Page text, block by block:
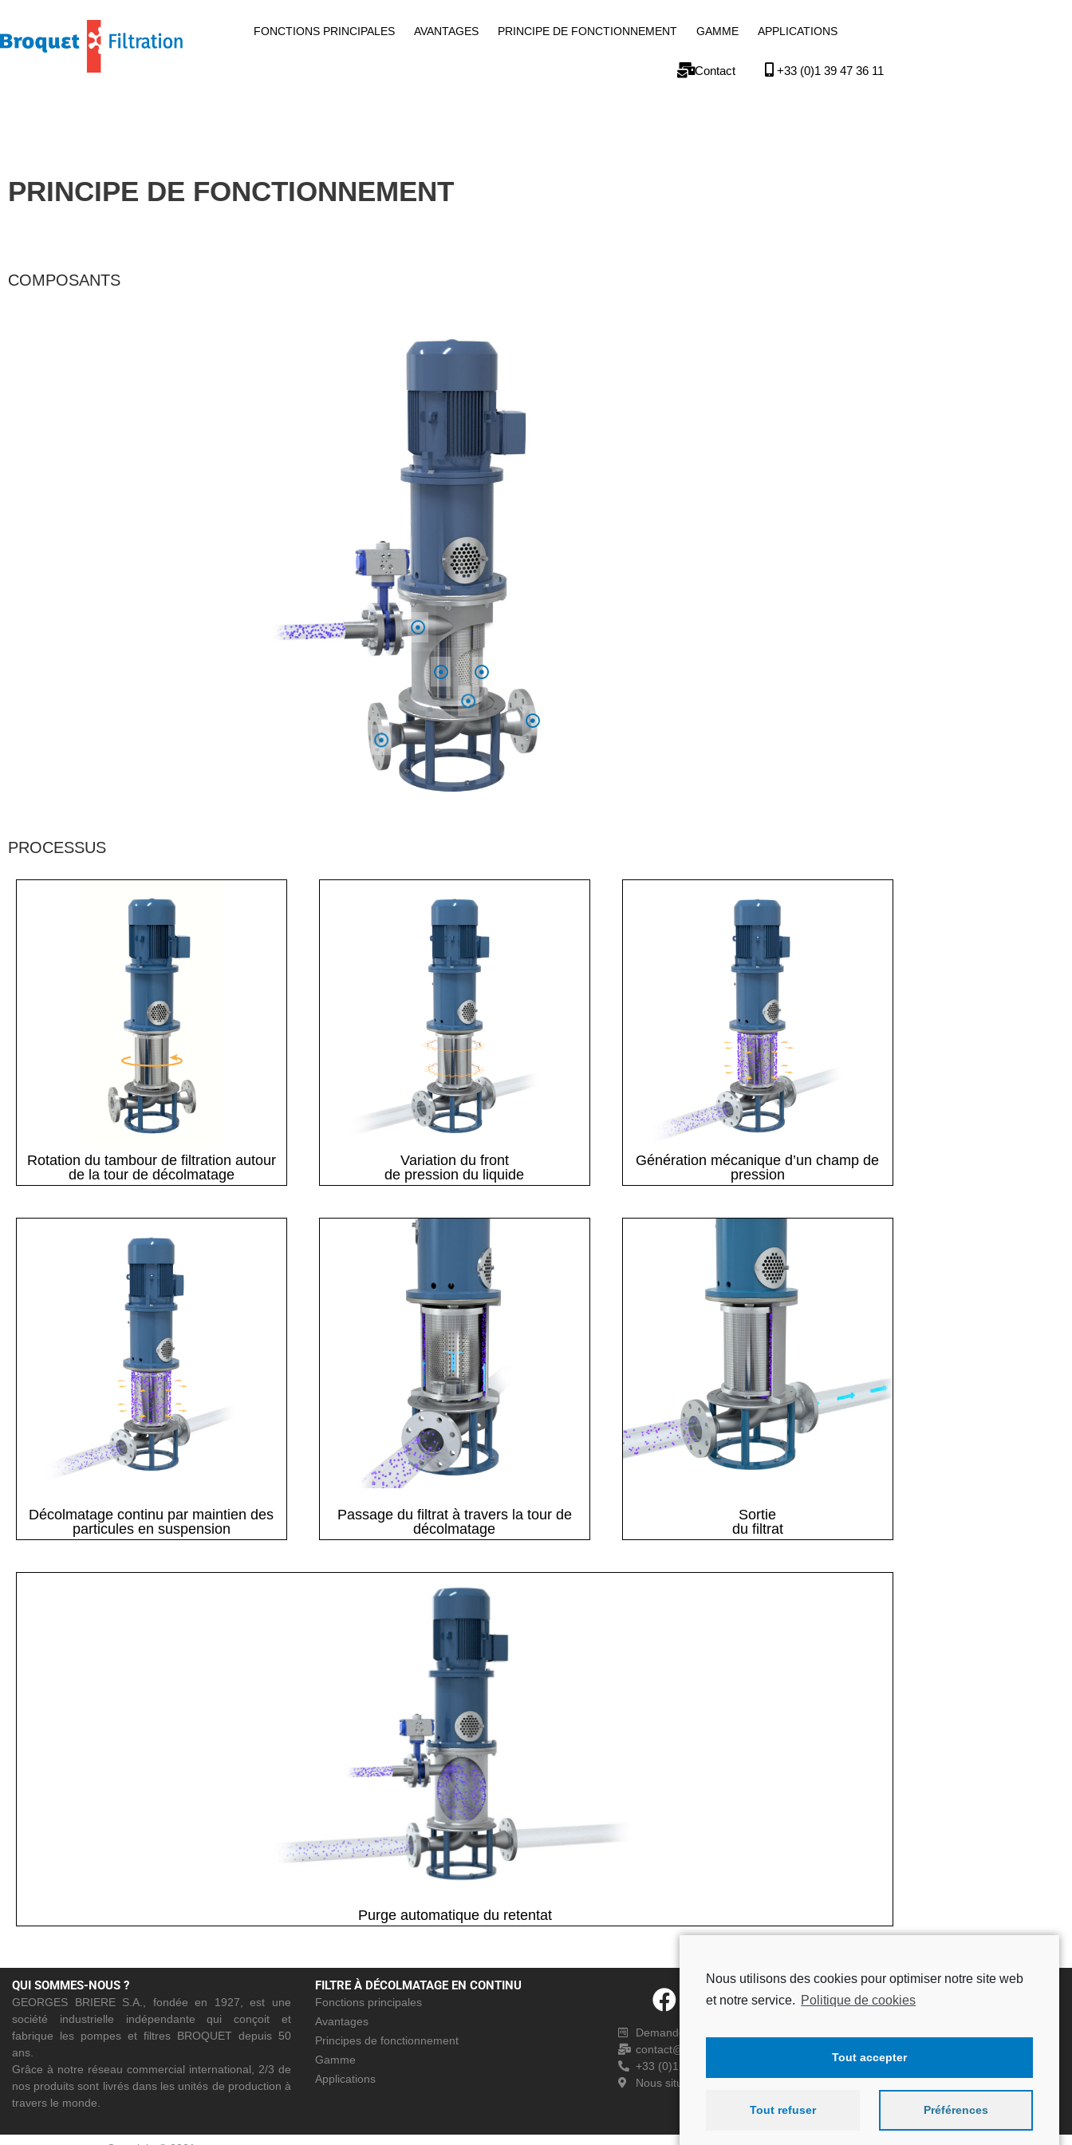
FONCTIONS PRINCIPALES AVANTAGES PRINCIPE DE FONCTIONNEMENT GAMME APPLICATIONS
Contact +33 (0)1 39 47 36 11
PRINCIPE DE FONCTIONNEMENT
COMPOSANTS
PROCESSUS
Rotation du tambour de filtration autour
de la tour de décolmatage
Variation du front
de pression du liquide
Génération mécanique d’un champ de
pression
Décolmatage continu par maintien des
particules en suspension
Passage du filtrat à travers la tour de
décolmatage
Sortie
du filtrat
Purge automatique du retentat
QUI SOMMES-NOUS ?
GEORGES BRIERE S.A., fondée en 1927, est une
société industrielle indépendante qui conçoit et
fabrique les pompes et filtres BROQUET depuis 50
ans.
Grâce à notre réseau commercial international, 2/3 de
nos produits sont livrés dans les unités de production à
travers le monde.
FILTRE À DÉCOLMATAGE EN CONTINU
Fonctions principales
Avantages
Principes de fonctionnement
Gamme
Applications
Demande d'informations
contact@broquetfiltration.com
+33 (0)1 39 47 36 11
Nous situer
Nous utilisons des cookies pour optimiser notre site web
et notre service. Politique de cookies
Tout accepter
Tout refuser Préférences